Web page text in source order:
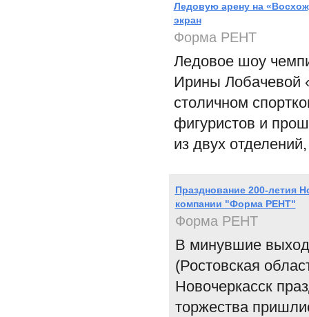
Ледовую арену на
экран
Форма РЕНТ
Ледовое шоу
Ирины Лобачевой
столичном
фигуристов и
из двух
Празднование 200-летия
компании "Форма РЕНТ"
Форма РЕНТ
В минувшие
(Ростовская
Новочеркасск
торжества